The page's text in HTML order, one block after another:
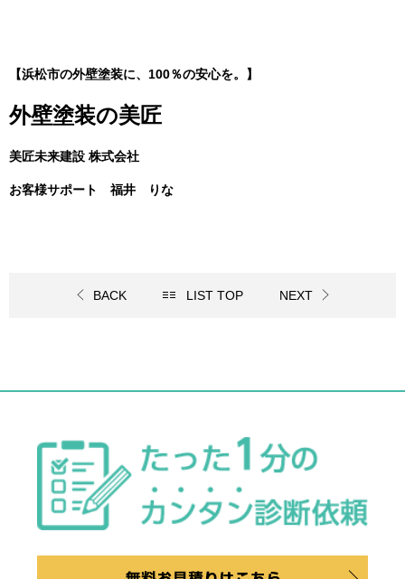
【浜松市の外壁塗装に、100％の安心を。】
外壁塗装の美匠
美匠未来建設 株式会社
お客様サポート 福井 りな
BACK LIST TOP NEXT